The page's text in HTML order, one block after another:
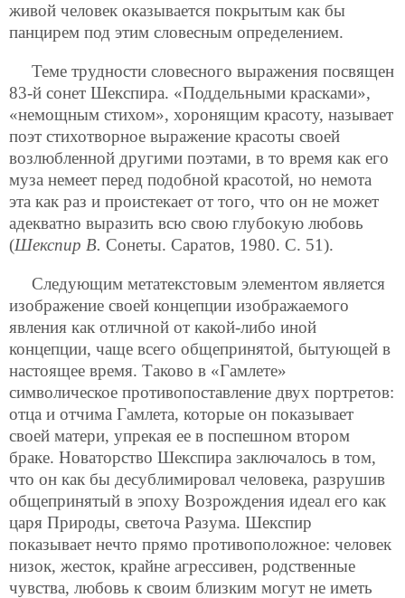
живой человек оказывается покрытым как бы
панцирем под этим словесным определением.
Теме трудности словесного выражения посвящен
83-й сонет Шекспира. «Поддельными красками»,
«немощным стихом», хоронящим красоту, называет
поэт стихотворное выражение красоты своей
возлюбленной другими поэтами, в то время как его
муза немеет перед подобной красотой, но немота
эта как раз и проистекает от того, что он не может
адекватно выразить всю свою глубокую любовь
(Шекспир В. Сонеты. Саратов, 1980. С. 51).
Следующим метатекстовым элементом является
изображение своей концепции изображаемого
явления как отличной от какой-либо иной
концепции, чаще всего общепринятой, бытующей в
настоящее время. Таково в «Гамлете»
символическое противопоставление двух портретов:
отца и отчима Гамлета, которые он показывает
своей матери, упрекая ее в поспешном втором
браке. Новаторство Шекспира заключалось в том,
что он как бы десублимировал человека, разрушив
общепринятый в эпоху Возрождения идеал его как
царя Природы, светоча Разума. Шекспир
показывает нечто прямо противоположное: человек
низок, жесток, крайне агрессивен, родственные
чувства, любовь к своим близким могут не иметь